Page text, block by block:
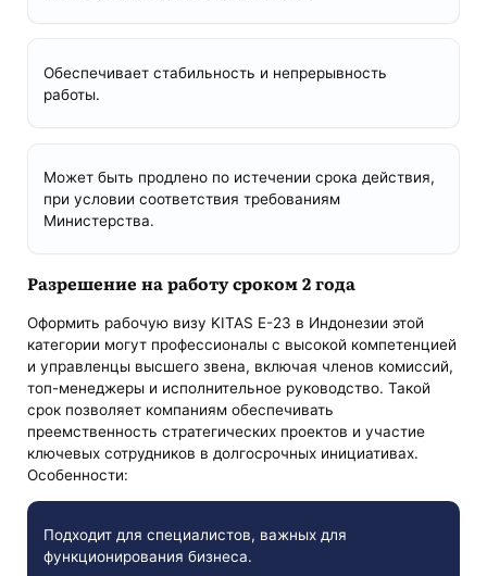
Обеспечивает стабильность и непрерывность
работы.
Может быть продлено по истечении срока действия,
при условии соответствия требованиям
Министерства.
Разрешение на работу сроком 2 года
Оформить рабочую визу KITAS E-23 в Индонезии этой
категории могут профессионалы с высокой компетенцией
и управленцы высшего звена, включая членов комиссий,
топ-менеджеры и исполнительное руководство. Такой
срок позволяет компаниям обеспечивать
преемственность стратегических проектов и участие
ключевых сотрудников в долгосрочных инициативах.
Особенности:
Подходит для специалистов, важных для
функционирования бизнеса.